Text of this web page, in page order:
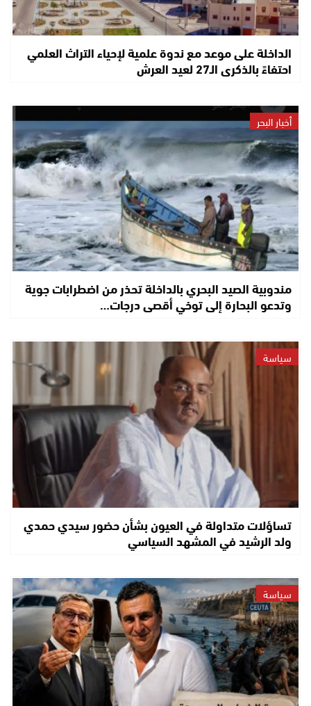
الداخلة على موعد مع ندوة علمية لإحياء التراث العلمي
احتفاءً بالذكرى الـ27 لعيد العرش
أخبار البحر
مندوبية الصيد البحري بالداخلة تحذر من اضطرابات جوية
وتدعو البحارة إلى توخي أقصى درجات…
سياسة
تساؤلات متداولة في العيون بشأن حضور سيدي حمدي
ولد الرشيد في المشهد السياسي
سياسة